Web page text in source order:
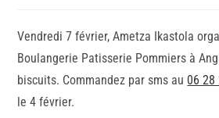
Vendredi 7 février, Ametza Ikastola
Boulangerie Patisserie Pommiers à
biscuits. Commandez par sms au 06 28
le 4 février.